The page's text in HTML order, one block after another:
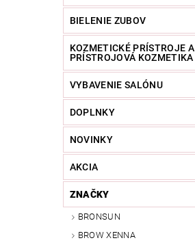
BIELENIE ZUBOV
KOZMETICKÉ PRÍSTROJE A
PRÍSTROJOVÁ KOZMETIKA
VYBAVENIE SALÓNU
DOPLNKY
NOVINKY
AKCIA
ZNAČKY
BRONSUN
BROW XENNA